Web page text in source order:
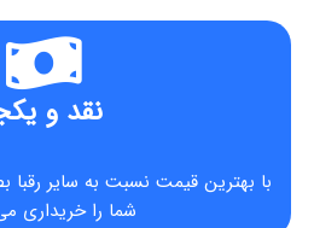
نقد و
با بهترین قیمت نسبت به سایر رقبا
شما را خریداری